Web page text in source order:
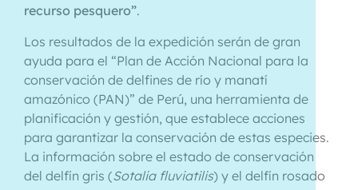
recurso pesquero”.
Los resultados de la expedición serán de gran
ayuda para el “Plan de Acción Nacional para la
conservación de delfines de río y manatí
amazónico (PAN)” de Perú, una herramienta de
planificación y gestión, que establece acciones
para garantizar la conservación de estas especies.
La información sobre el estado de conservación
del delfín gris (Sotalia fluviatilis) y el delfín rosado